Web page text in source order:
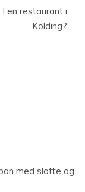
en restaurant i
Kolding?
med slotte og